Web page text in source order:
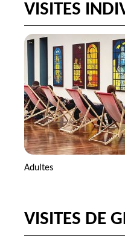
VISITES
Adultes
VISITES DE